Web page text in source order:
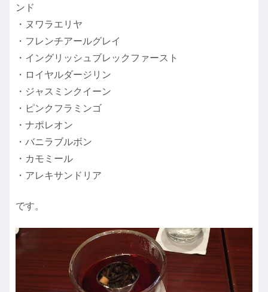
ンド
・ヌワラエリヤ
・フレンチアールグレイ
・イングリッシュブレックファースト
・ロイヤルダージリン
・ジャスミンクイーン
・ピンクフラミンゴ
・ナポレオン
・バニラブルボン
・カモミール
・アレキサンドリア
です。